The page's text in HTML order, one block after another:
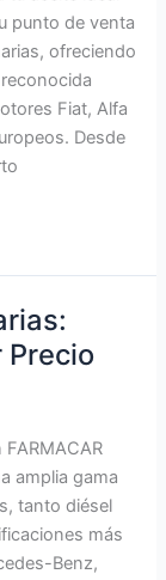
punto de venta
ofreciendo
Fiat, Alfa
Desde
Precio
amplia gama
tanto diésel
más
Benz,